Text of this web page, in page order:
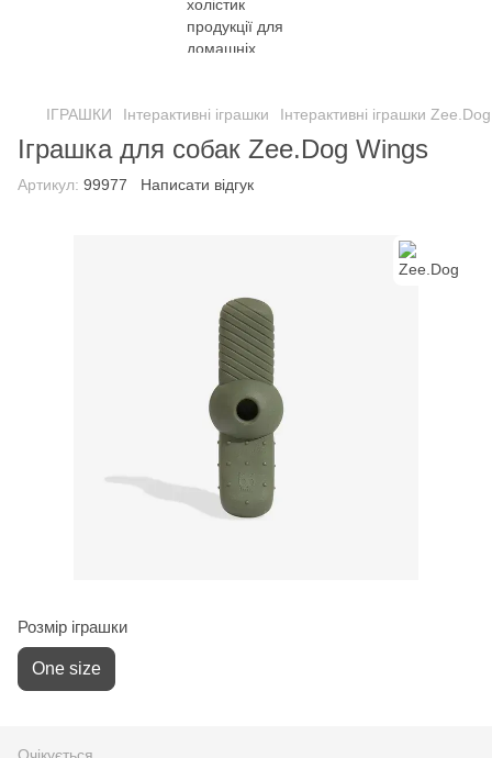
ІГРАШКИ Інтерактивні іграшки Інтерактивні іграшки Zee.Dog
Іграшка для собак Zee.Dog Wings
Артикул: 99977 Написати відгук
Розмір іграшки
One size
Очікується